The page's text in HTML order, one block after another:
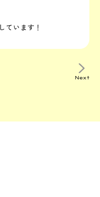
ています！
Next